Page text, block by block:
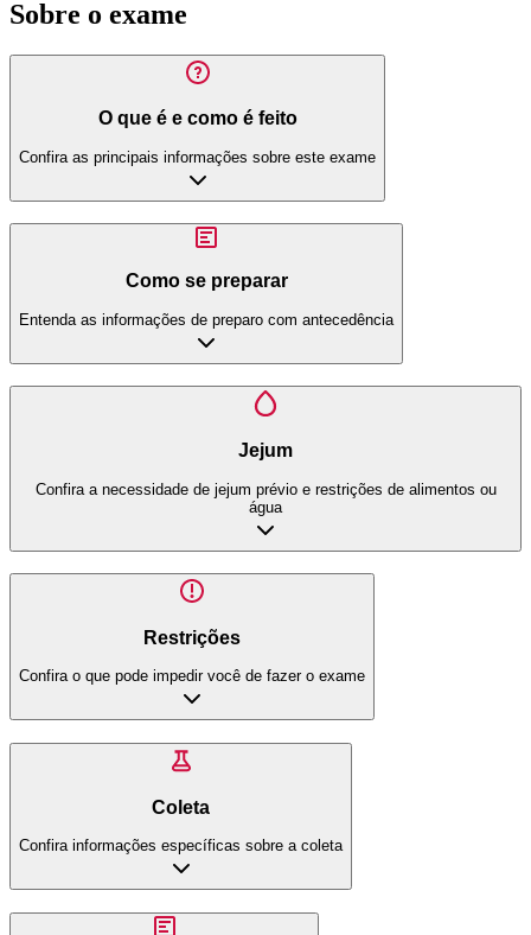
Sobre o exame
O que é e como é feito
Confira as principais informações sobre este exame
Como se preparar
Entenda as informações de preparo com antecedência
Jejum
Confira a necessidade de jejum prévio e restrições de alimentos ou
água
Restrições
Confira o que pode impedir você de fazer o exame
Coleta
Confira informações específicas sobre a coleta